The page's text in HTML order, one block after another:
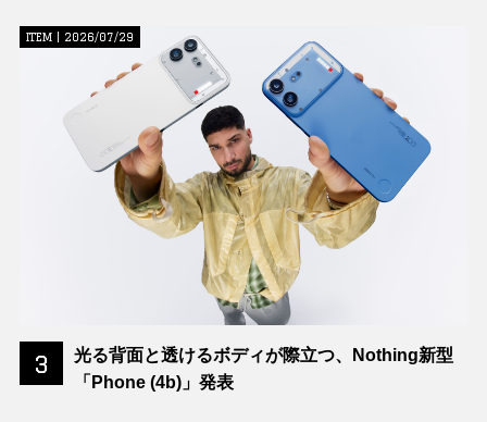
3
ITEM | 2026/07/29
光る背面と透けるボディが際立つ、Nothing新型
「Phone (4b)」発表